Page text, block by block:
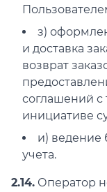
з)
и доставка
возврат
соглашений
инициативе
и) ведение
учета.
2.14. Оператор